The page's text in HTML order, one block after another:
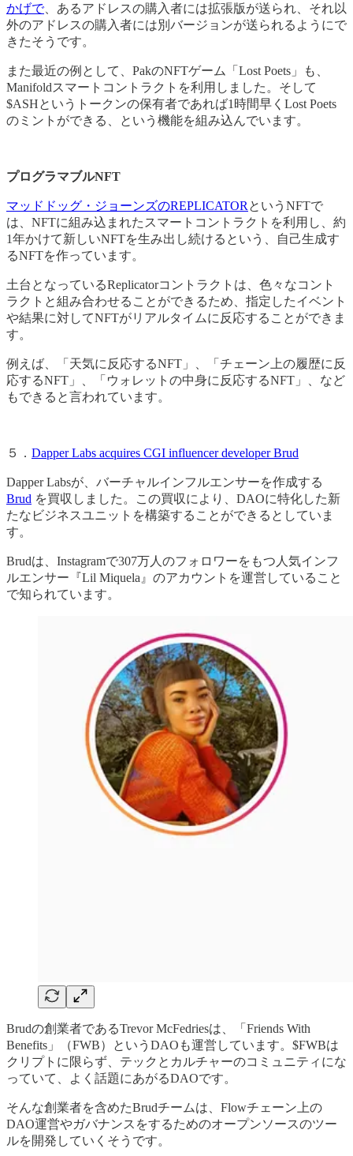
かげで、あるアドレスの購入者には拡張版が送られ、それ以
外のアドレスの購入者には別バージョンが送られるようにで
きたそうです。
また最近の例として、PakのNFTゲーム「Lost Poets」も、
Manifoldスマートコントラクトを利用しました。そして
$ASHというトークンの保有者であれば1時間早くLost Poets
のミントができる、という機能を​​組み込んでいます。
プログラマブルNFT
マッドドッグ・ジョーンズのREPLICATOR というNFTで
は、NFTに組み込まれたスマートコントラクトを利用し、約
1年かけて新しいNFTを生み出し続けるという、自己生成す
るNFTを作っています。
土台となっているReplicatorコントラクトは、色々なコント
ラクトと組み合わせることができるため、指定したイベント
や結果に対してNFTがリアルタイムに反応することができま
す。
例えば、「天気に反応するNFT」、「チェーン上の履歴に反
応するNFT」、「ウォレットの中身に反応するNFT」、など
もできると言われています。
５． Dapper Labs acquires CGI influencer developer Brud
Dapper Labsが、バーチャルインフルエンサーを作成する
Brud を買収しました。この買収により、DAOに特化した新
たなビジネスユニットを構築することができるとしていま
す。
Brudは、Instagramで307万人のフォロワーをもつ人気インフ
ルエンサー『Lil Miquela』のアカウントを運営していること
で知られています。
Brudの創業者であるTrevor McFedriesは、「Friends With
Benefits」（FWB）というDAOも運営しています。$FWBは
クリプトに限らず、テックとカルチャーのコミュニティにな
っていて、よく話題にあがるDAOです。
そんな創業者を含めたBrudチームは、Flowチェーン上の
DAO運営やガバナンスをするためのオープンソースのツー
ルを開発していくそうです。